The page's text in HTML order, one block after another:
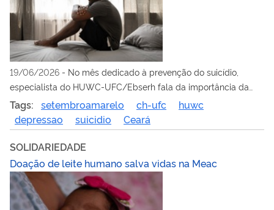
19/06/2026 - No mês dedicado à prevenção do suicídio,
especialista do HUWC-UFC/Ebserh fala da importância da
campanha e dos cuidados da saúde mental
Tags: setembroamarelo ch-ufc
huwc
depressao
suicidio Ceará
SOLIDARIEDADE
Doação de leite humano salva vidas na Meac